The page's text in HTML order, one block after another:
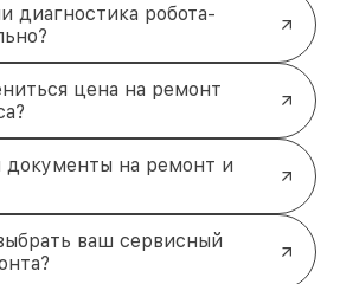
диагностика робота-
цена на ремонт
документы на ремонт и
ваш сервисный